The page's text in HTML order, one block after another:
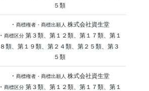
５類
・ 商標権者・商標出願人 株式会社資生堂
・ 商標区分第３類、第１２類、第１７類、第１
８類、第１９類、第２４類、第２５類、第３
５類
・ 商標権者・商標出願人 株式会社資生堂
・ 商標区分第３類、第１２類、第１７類、第１